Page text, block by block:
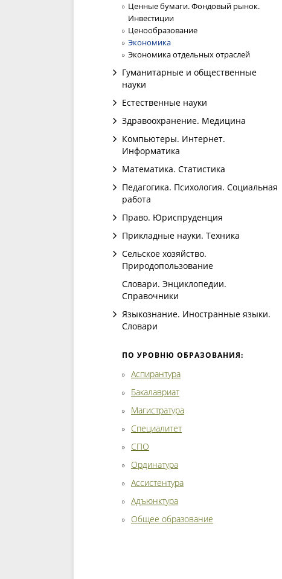
Ценные бумаги. Фондовый рынок.
Инвестиции
Ценообразование
Экономика
Экономика отдельных отраслей
Гуманитарные и общественные
науки
Естественные науки
Здравоохранение. Медицина
Компьютеры. Интернет.
Информатика
Математика. Статистика
Педагогика. Психология. Социальная
работа
Право. Юриспруденция
Прикладные науки. Техника
Сельское хозяйство.
Природопользование
Словари. Энциклопедии.
Справочники
Языкознание. Иностранные языки.
Словари
ПО УРОВНЮ ОБРАЗОВАНИЯ:
Аспирантура
Бакалавриат
Магистратура
Специалитет
СПО
Ординатура
Ассистентура
Адъюнктура
Общее образование